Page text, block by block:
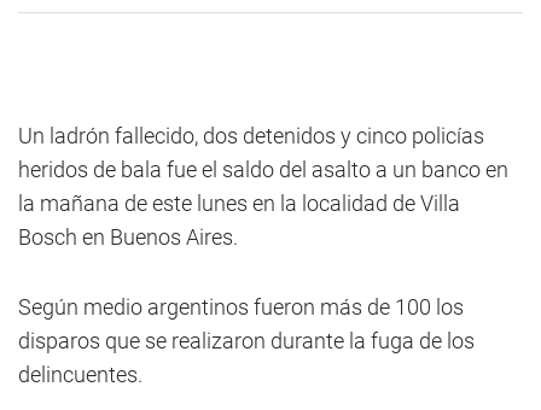
Un ladrón fallecido, dos detenidos y cinco policías
heridos de bala fue el saldo del asalto a un banco en
la mañana de este lunes en la localidad de Villa
Bosch en Buenos Aires.
Según medio argentinos fueron más de 100 los
disparos que se realizaron durante la fuga de los
delincuentes.